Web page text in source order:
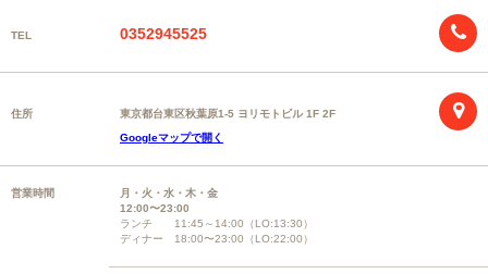
TEL 0352945525
住所
東京都台東区秋葉原1-5 ヨリモトビル 1F 2F
Googleマップで開く
営業時間
月・火・水・木・金
12:00〜23:00
ランチ 11:45～14:00（LO:13:30）
ディナー 18:00〜23:00（LO:22:00）